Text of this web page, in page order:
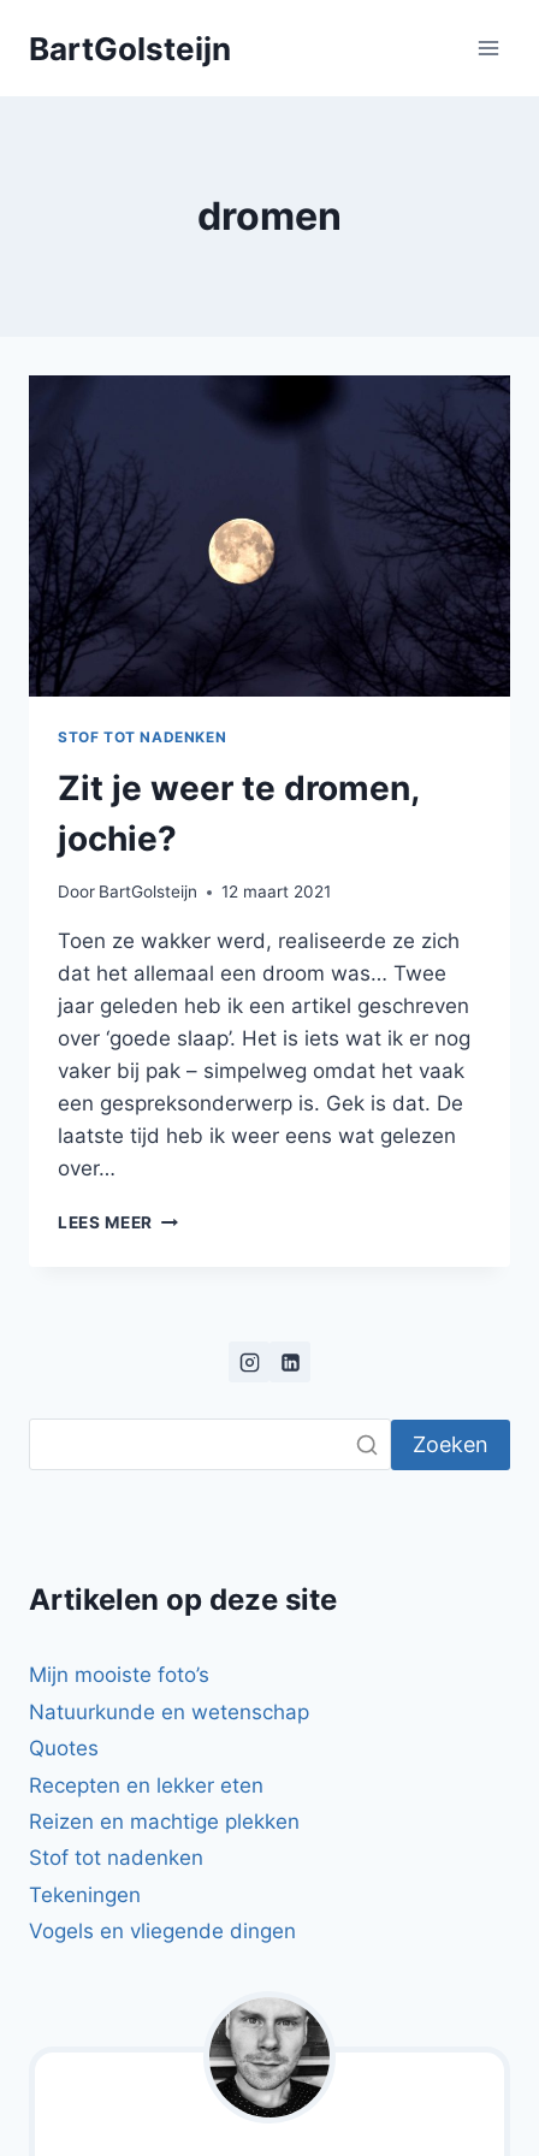
naarBartGolsteijn
dromen
STOF TOT NADENKEN
Zit je weer te dromen,
jochie?
Door BartGolsteijn 12 maart 2021
Toen ze wakker werd, realiseerde ze zich
dat het allemaal een droom was… Twee
jaar geleden heb ik een artikel geschreven
over ‘goede slaap’. Het is iets wat ik er nog
vaker bij pak – simpelweg omdat het vaak
een gespreksonderwerp is. Gek is dat. De
laatste tijd heb ik weer eens wat gelezen
over…
LEES MEER ZIT
Zoeken
Artikelen op deze site
Mijn mooiste foto’s
Natuurkunde en wetenschap
Quotes
Recepten en lekker eten
Reizen en machtige plekken
Stof tot nadenken
Tekeningen
Vogels en vliegende dingen